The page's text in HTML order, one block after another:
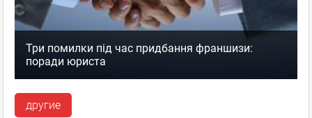
Три помилки під час придбання франшизи:
поради юриста
другие